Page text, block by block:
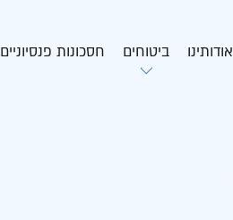
אודותינו ביטוחים חסכונות פנסיוניים